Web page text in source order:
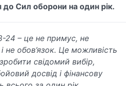
Сил оборони на один рік.
24 – це не примус, не
і не обов’язок. Це можливість
свідомий вибір,
досвід і фінансову